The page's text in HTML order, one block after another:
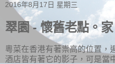
2016年8月17日 星期三
翠園 - 懷舊老點。
粵菜在香港有著祟高的位置，
酒店皆有著它的影子，可是當